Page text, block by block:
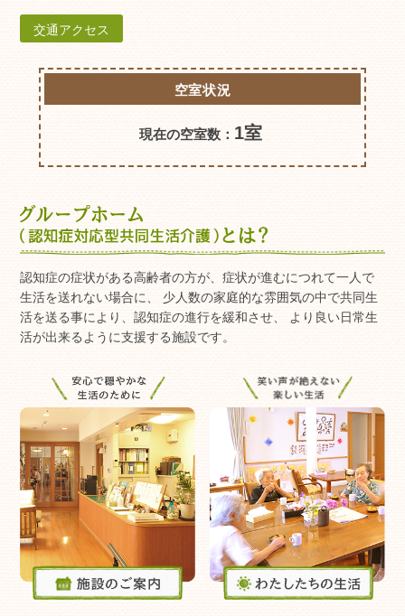
交通アクセス
空室状況
現在の空室数： 1室
認知症の症状がある高齢者の方が、症状が進むにつれて一人で
生活を送れない場合に、 少人数の家庭的な雰囲気の中で共同生
活を送る事により、認知症の進行を緩和させ、 より良い日常生
活が出来るように支援する施設です。